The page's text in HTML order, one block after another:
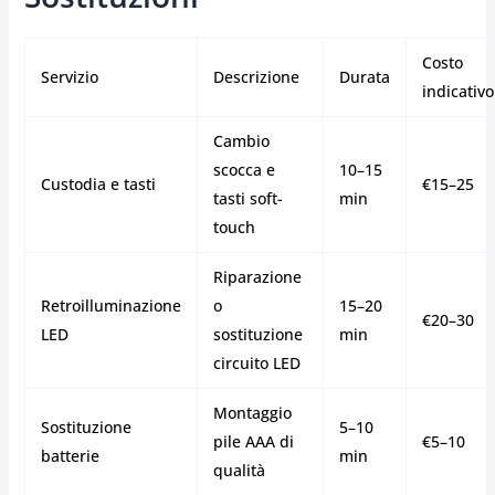
Servizio Descrizione Durata
Costo
indicativo
Custodia e tasti
Cambio
scocca e
tasti soft-
touch
10–15
min
€15–25
Retroilluminazione
LED
Riparazione
o
sostituzione
circuito LED
15–20
min
€20–30
Sostituzione
batterie
Montaggio
pile AAA di
qualità
5–10
min
€5–10